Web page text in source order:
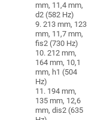
mm, 11,4 mm,
d2 (582 Hz)
9. 213 mm, 123
mm, 11,7 mm,
fis2 (730 Hz)
10. 212 mm,
164 mm, 10,1
mm, h1 (504
Hz)
11. 194 mm,
135 mm, 12,6
mm, dis2 (635